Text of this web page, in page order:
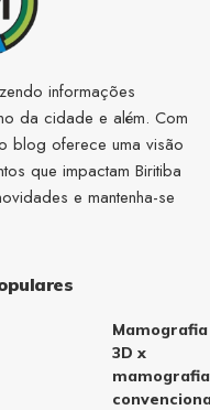
informações
da cidade e além. Com
blog oferece uma visão
que impactam Biritiba
e mantenha-se
Mamografia
3D x
mamografia